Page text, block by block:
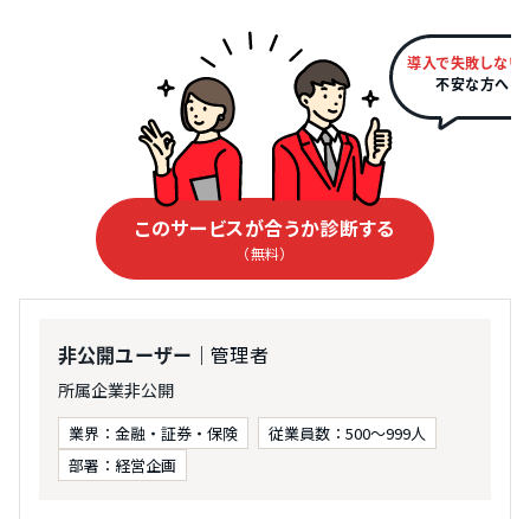
導入で失敗しない
不安な方へ
このサービスが合うか診断する
（無料）
非公開ユーザー ｜管理者
所属企業非公開
業界：金融・証券・保険
従業員数：500〜999人
部署：経営企画